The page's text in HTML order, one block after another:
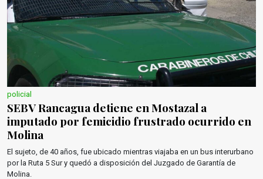
policial
SEBV Rancagua detiene en Mostazal a
imputado por femicidio frustrado ocurrido en
Molina
El sujeto, de 40 años, fue ubicado mientras viajaba en un bus interurbano
por la Ruta 5 Sur y quedó a disposición del Juzgado de Garantía de
Molina.